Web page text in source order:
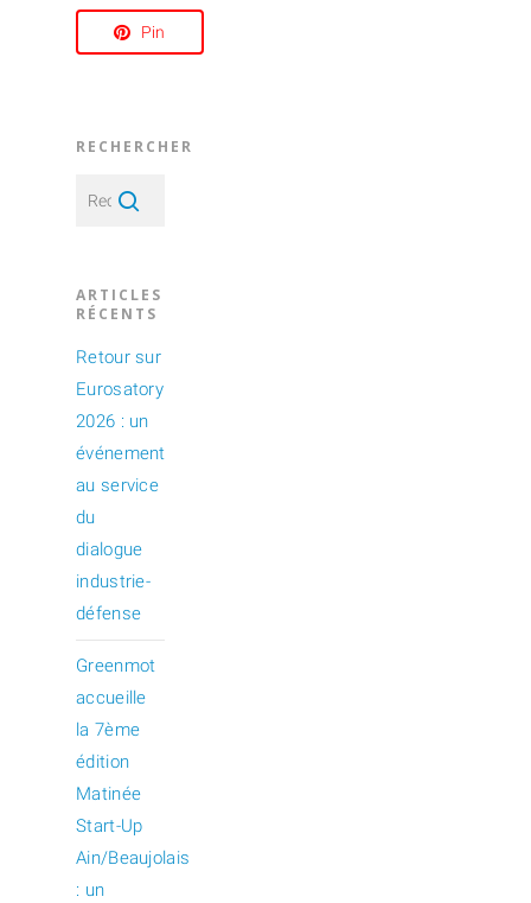
Pin
RECHERCHER
ARTICLES
RÉCENTS
Retour sur
Eurosatory
2026 : un
événement
au service
du
dialogue
industrie-
défense
Greenmot
accueille
la 7ème
édition
Matinée
Start-Up
Ain/Beaujolais
: un